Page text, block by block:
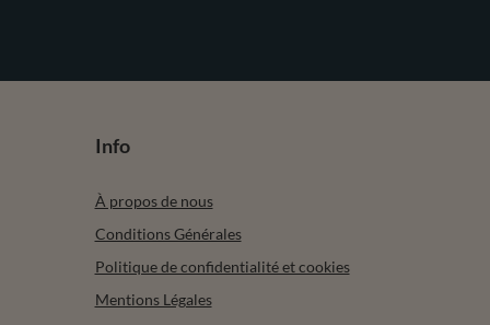
Info
À propos de nous
Conditions Générales
Politique de confidentialité et cookies
Mentions Légales